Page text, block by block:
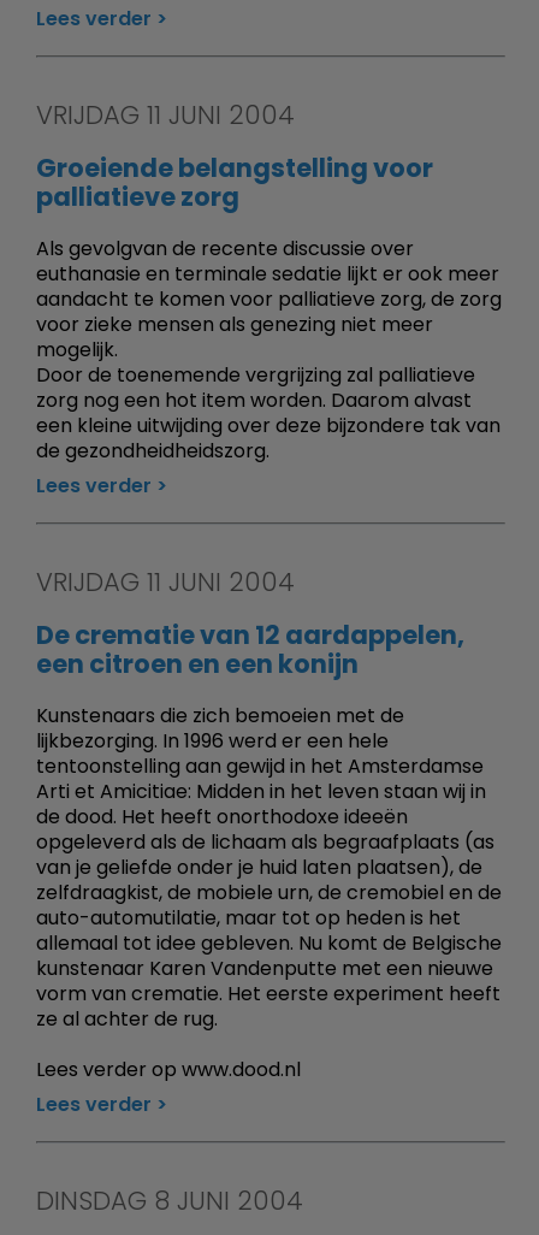
Lees verder
VRIJDAG 11 JUNI 2004
Groeiende belangstelling voor
palliatieve zorg
Als gevolgvan de recente discussie over
euthanasie en terminale sedatie lijkt er ook meer
aandacht te komen voor palliatieve zorg, de zorg
voor zieke mensen als genezing niet meer
mogelijk.
Door de toenemende vergrijzing zal palliatieve
zorg nog een hot item worden. Daarom alvast
een kleine uitwijding over deze bijzondere tak van
de gezondheidheidszorg.
Lees verder
VRIJDAG 11 JUNI 2004
De crematie van 12 aardappelen,
een citroen en een konijn
Kunstenaars die zich bemoeien met de
lijkbezorging. In 1996 werd er een hele
tentoonstelling aan gewijd in het Amsterdamse
Arti et Amicitiae: Midden in het leven staan wij in
de dood. Het heeft onorthodoxe ideeën
opgeleverd als de lichaam als begraafplaats (as
van je geliefde onder je huid laten plaatsen), de
zelfdraagkist, de mobiele urn, de cremobiel en de
auto-automutilatie, maar tot op heden is het
allemaal tot idee gebleven. Nu komt de Belgische
kunstenaar Karen Vandenputte met een nieuwe
vorm van crematie. Het eerste experiment heeft
ze al achter de rug.
Lees verder op www.dood.nl
Lees verder
DINSDAG 8 JUNI 2004